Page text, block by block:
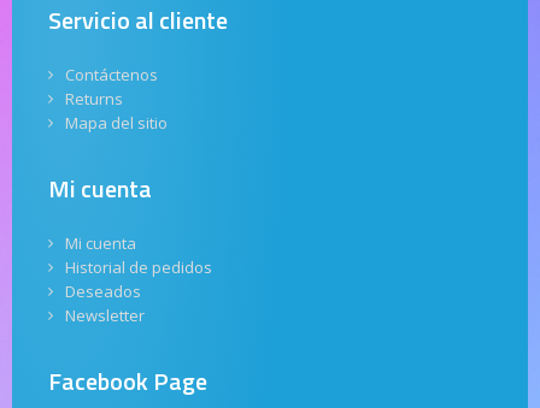
Servicio al cliente
Contáctenos
Returns
Mapa del sitio
Mi cuenta
Mi cuenta
Historial de pedidos
Deseados
Newsletter
Facebook Page